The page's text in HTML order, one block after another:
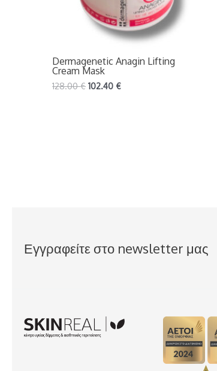
Dermagenetic Anagin Lifting
Cream Mask
128.00€ 102.40 €
Εγγραφείτε στο newsletter μας